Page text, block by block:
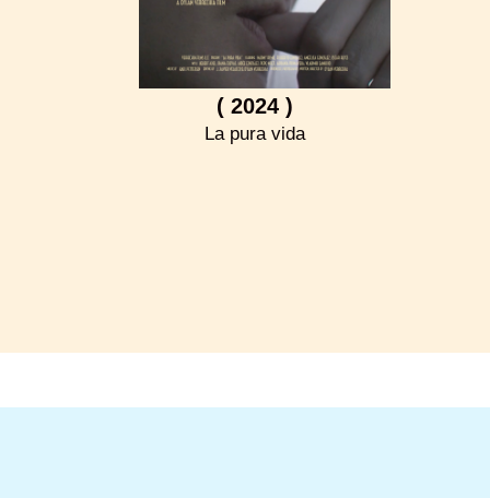
( 2024 )
La pura vida